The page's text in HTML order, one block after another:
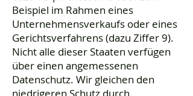
Beispiel im Rahmen eines
Unternehmensverkaufs oder eines
Gerichtsverfahrens (dazu Ziffer 9).
Nicht alle dieser Staaten verfügen
über einen angemessenen
Datenschutz. Wir gleichen den